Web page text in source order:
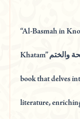
“Al-Basmah in
Khatam” البسم في معرفة أحكام السبحة والختم is a
book that delves
literature,